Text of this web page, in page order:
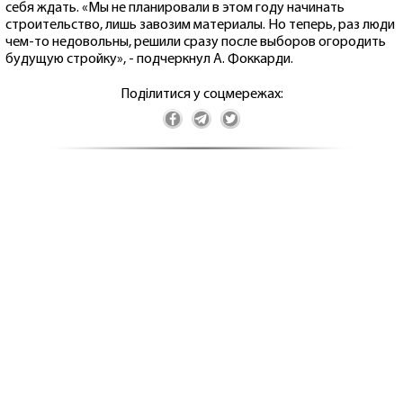
себя ждать. «Мы не планировали в этом году начинать
строительство, лишь завозим материалы. Но теперь, раз люди
чем-то недовольны, решили сразу после выборов огородить
будущую стройку», - подчеркнул А. Фоккарди.
Поділитися у соцмережах: